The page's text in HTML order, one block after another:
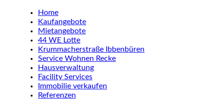
Home
Kaufangebote
Mietangebote
44 WE Lotte
Krummacherstraße Ibbenbüren
Service Wohnen Recke
Hausverwaltung
Facility Services
Immobilie verkaufen
Referenzen